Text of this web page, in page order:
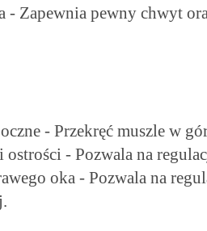
- Zapewnia pewny chwyt
- Przekręć muszle w
ostrości - Pozwala na
oka - Pozwala na